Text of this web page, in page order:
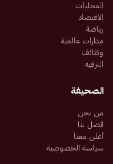
المحليات
الاقتصاد
رياضة
مدارات عالمية
وظائف
الترفيه
الصحيفة
من نحن
اتصل بنا
أعلن معنا
سياسة الخصوصية